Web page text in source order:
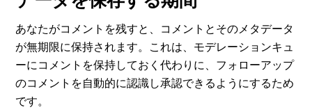
あなたがコメントを残すと、コメントとそのメタデータ
が無期限に保持されます。これは、モデレーションキュ
ーにコメントを保持しておく代わりに、フォローアップ
のコメントを自動的に認識し承認できるようにするため
です。